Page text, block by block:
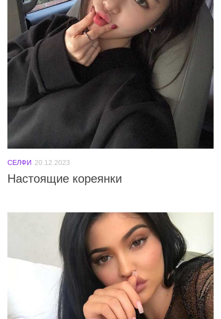
СЕЛФИ 20.12.2023
Настоящие кореянки